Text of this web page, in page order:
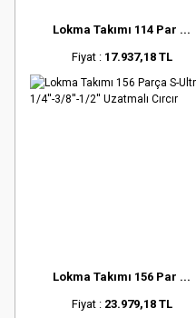
Lokma Takımı 114 Par ...
Fiyat : 17.937,18 TL
Lokma Takımı 156 Par ...
Fiyat : 23.979,18 TL